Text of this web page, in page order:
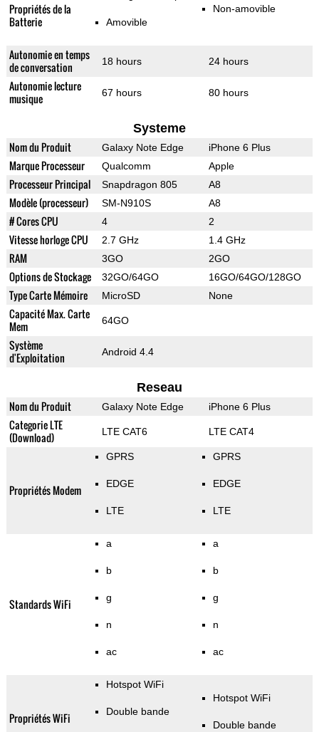
Propriétés de la
Batterie
Amovible
Non-amovible
Autonomie en temps
de conversation
18 hours 24 hours
Autonomie lecture
musique
67 hours 80 hours
Systeme
Nom du Produit Galaxy Note Edge iPhone 6 Plus
Marque Processeur Qualcomm Apple
Processeur Principal Snapdragon 805 A8
Modèle (processeur) SM-N910S A8
# Cores CPU 4 2
Vitesse horloge CPU 2.7 GHz 1.4 GHz
RAM 3GO 2GO
Options de Stockage 32GO/64GO 16GO/64GO/128GO
Type Carte Mémoire MicroSD None
Capacité Max. Carte
Mem
64GO
Système
d'Exploitation
Android 4.4
Reseau
Nom du Produit Galaxy Note Edge iPhone 6 Plus
Categorie LTE
(Download)
LTE CAT6 LTE CAT4
Propriétés Modem
GPRS
EDGE
LTE
GPRS
EDGE
LTE
Standards WiFi
a
b
g
n
ac
a
b
g
n
ac
Propriétés WiFi
Hotspot WiFi
Double bande
Hotspot WiFi
Double bande